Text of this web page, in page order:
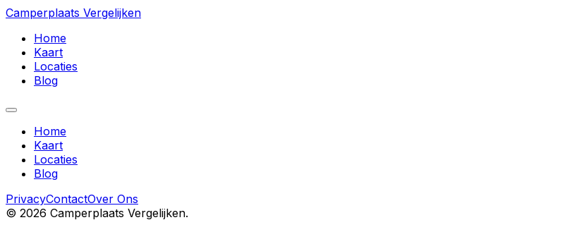
Camperplaats Vergelijken
Home
Kaart
Locaties
Blog
Home
Kaart
Locaties
Blog
PrivacyContactOver Ons
© 2026 Camperplaats Vergelijken.